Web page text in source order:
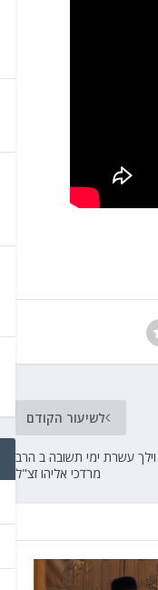
לשיעור הקודם
עשרת ימי תשובה ב הרב
מרדכי אליהו זצ"ל